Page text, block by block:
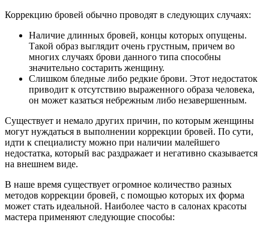
Коррекцию бровей обычно проводят в следующих случаях:
Наличие длинных бровей, концы которых опущены.
Такой образ выглядит очень грустным, причем во
многих случаях брови данного типа способны
значительно состарить женщину.
Слишком бледные либо редкие брови. Этот недостаток
приводит к отсутствию выраженного образа человека,
он может казаться небрежным либо незавершенным.
Существует и немало других причин, по которым женщины
могут нуждаться в выполнении коррекции бровей. По сути,
идти к специалисту можно при наличии малейшего
недостатка, который вас раздражает и негативно сказывается
на внешнем виде.
В наше время существует огромное количество разных
методов коррекции бровей, с помощью которых их форма
может стать идеальной. Наиболее часто в салонах красоты
мастера применяют следующие способы: